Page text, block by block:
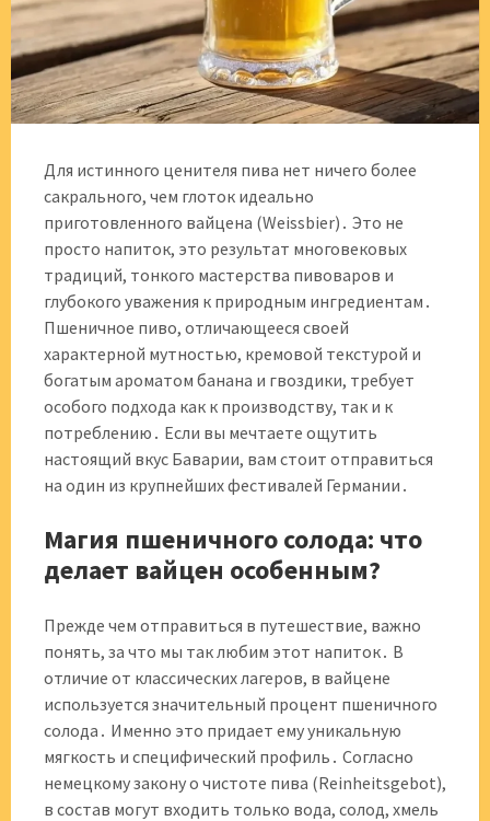
Для истинного ценителя пива нет ничего более
сакрального, чем глоток идеально
приготовленного вайцена (Weissbier)․ Это не
просто напиток, это результат многовековых
традиций, тонкого мастерства пивоваров и
глубокого уважения к природным ингредиентам․
Пшеничное пиво, отличающееся своей
характерной мутностью, кремовой текстурой и
богатым ароматом банана и гвоздики, требует
особого подхода как к производству, так и к
потреблению․ Если вы мечтаете ощутить
настоящий вкус Баварии, вам стоит отправиться
на один из крупнейших фестивалей Германии․
Магия пшеничного солода: что
делает вайцен особенным?
Прежде чем отправиться в путешествие, важно
понять, за что мы так любим этот напиток․ В
отличие от классических лагеров, в вайцене
используется значительный процент пшеничного
солода․ Именно это придает ему уникальную
мягкость и специфический профиль․ Согласно
немецкому закону о чистоте пива (Reinheitsgebot),
в состав могут входить только вода, солод, хмель